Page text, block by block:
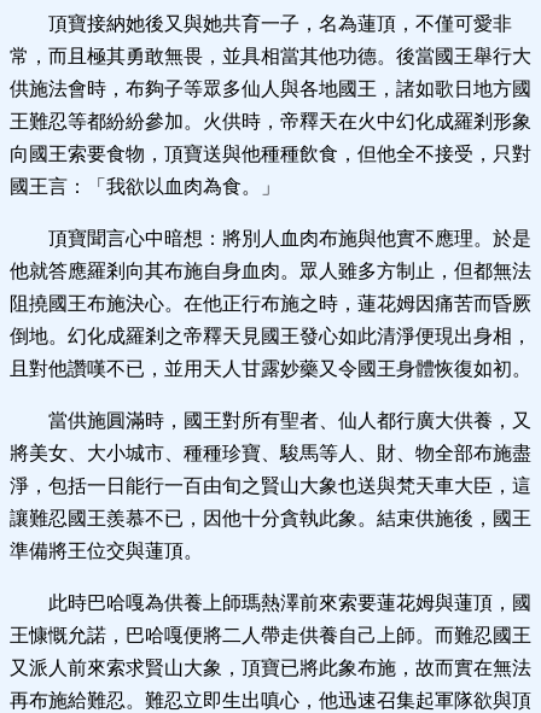
頂寶接納她後又與她共育一子，名為蓮頂，不僅可愛非
常，而且極其勇敢無畏，並具相當其他功德。後當國王舉行大
供施法會時，布夠子等眾多仙人與各地國王，諸如歌日地方國
王難忍等都紛紛參加。火供時，帝釋天在火中幻化成羅剎形象
向國王索要食物，頂寶送與他種種飲食，但他全不接受，只對
國王言：「我欲以血肉為食。」
頂寶聞言心中暗想：將別人血肉布施與他實不應理。於是
他就答應羅剎向其布施自身血肉。眾人雖多方制止，但都無法
阻撓國王布施決心。在他正行布施之時，蓮花姆因痛苦而昏厥
倒地。幻化成羅剎之帝釋天見國王發心如此清淨便現出身相，
且對他讚嘆不已，並用天人甘露妙藥又令國王身體恢復如初。
當供施圓滿時，國王對所有聖者、仙人都行廣大供養，又
將美女、大小城市、種種珍寶、駿馬等人、財、物全部布施盡
淨，包括一日能行一百由旬之賢山大象也送與梵天車大臣，這
讓難忍國王羨慕不已，因他十分貪執此象。結束供施後，國王
準備將王位交與蓮頂。
此時巴哈嘎為供養上師瑪熱澤前來索要蓮花姆與蓮頂，國
王慷慨允諾，巴哈嘎便將二人帶走供養自己上師。而難忍國王
又派人前來索求賢山大象，頂寶已將此象布施，故而實在無法
再布施給難忍。難忍立即生出嗔心，他迅速召集起軍隊欲與頂